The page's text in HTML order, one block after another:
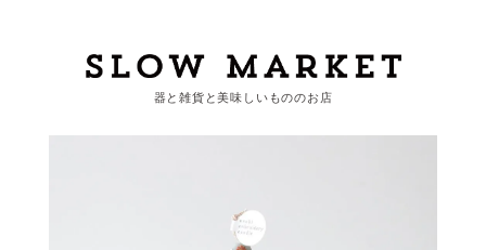
カートを見る
器と雑貨と美味しいもののお店